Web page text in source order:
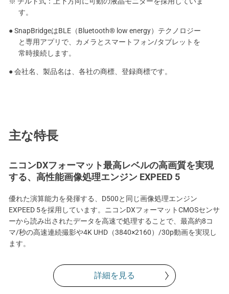
す。
● SnapBridgeはBLE（Bluetooth® low energy）テクノロジー
と専用アプリで、カメラとスマートフォン/タブレットを
常時接続します。
● 会社名、製品名は、各社の商標、登録商標です。
主な特長
ニコンDXフォーマット最高レベルの高画質を実現
する、高性能画像処理エンジン EXPEED 5
優れた演算能力を発揮する、D500と同じ画像処理エンジン
EXPEED 5を採用しています。ニコンDXフォーマットCMOSセンサ
ーから読み出されたデータを高速で処理することで、最高約8コ
マ/秒の高速連続撮影や4K UHD（3840×2160）/30p動画を実現し
ます。
詳細を見る